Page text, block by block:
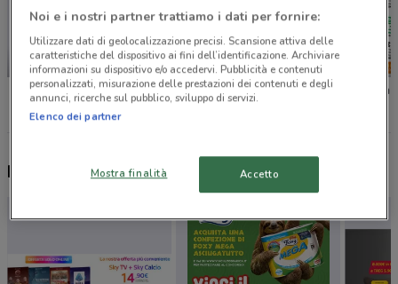
-3 GIORNI
Unieuro Bennet Iper
Nuovi prodotti da provare
Noi e i nostri partner trattiamo i dati per fornire:
Utilizzare dati di geolocalizzazione precisi. Scansione attiva delle
caratteristiche del dispositivo ai fini dell’identificazione. Archiviare
informazioni su dispositivo e/o accedervi. Pubblicità e contenuti
personalizzati, misurazione delle prestazioni dei contenuti e degli
annunci, ricerche sul pubblico, sviluppo di servizi.
Elenco dei partner
Mostra finalità Accetto